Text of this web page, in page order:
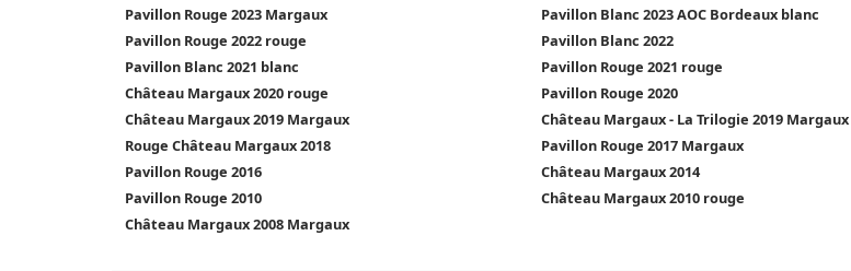
Pavillon Rouge 2023 Margaux
Pavillon Blanc 2023 AOC Bordeaux blanc
Pavillon Rouge 2022 rouge
Pavillon Blanc 2022
Pavillon Blanc 2021 blanc
Pavillon Rouge 2021 rouge
Château Margaux 2020 rouge
Pavillon Rouge 2020
Château Margaux 2019 Margaux
Château Margaux - La Trilogie 2019 Margaux
Rouge Château Margaux 2018
Pavillon Rouge 2017 Margaux
Pavillon Rouge 2016
Château Margaux 2014
Pavillon Rouge 2010
Château Margaux 2010 rouge
Château Margaux 2008 Margaux